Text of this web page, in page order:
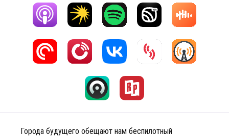
Города будущего обещают нам беспилотный